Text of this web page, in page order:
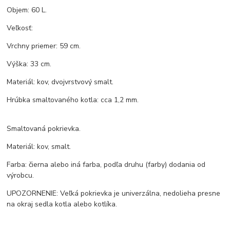
Objem: 60 L.
Veľkosť:
Vrchny priemer: 59 cm.
Výška: 33 cm.
Materiál: kov, dvojvrstvový smalt.
Hrúbka smaltovaného kotla: cca 1,2 mm.
Smaltovaná pokrievka.
Materiál: kov, smalt.
Farba: čierna alebo iná farba, podľa druhu (farby) dodania od
výrobcu.
UPOZORNENIE: Veľká pokrievka je univerzálna, nedolieha presne
na okraj sedla kotla alebo kotlíka.